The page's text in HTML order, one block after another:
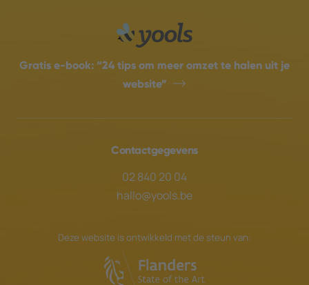
Gratis e-book: “24 tips om meer omzet te halen uit je
website”
Contactgegevens
02 840 20 04
hallo@yools.be
Deze website is ontwikkeld met de steun van: